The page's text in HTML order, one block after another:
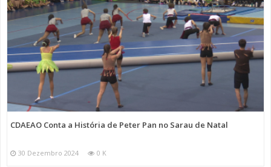
CDAEAO Conta a História de Peter Pan no Sarau de Natal
30 Dezembro 2024 0 K